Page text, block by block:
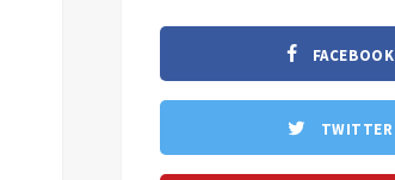
FACEBOOK
TWITTER